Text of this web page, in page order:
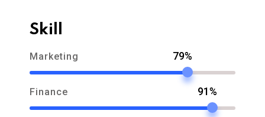
Skill
Marketing 79%
Finance 91%